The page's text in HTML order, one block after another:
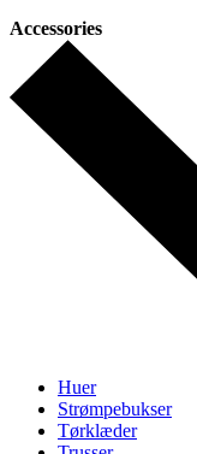
Accessories
Huer
Strømpebukser
Tørklæder